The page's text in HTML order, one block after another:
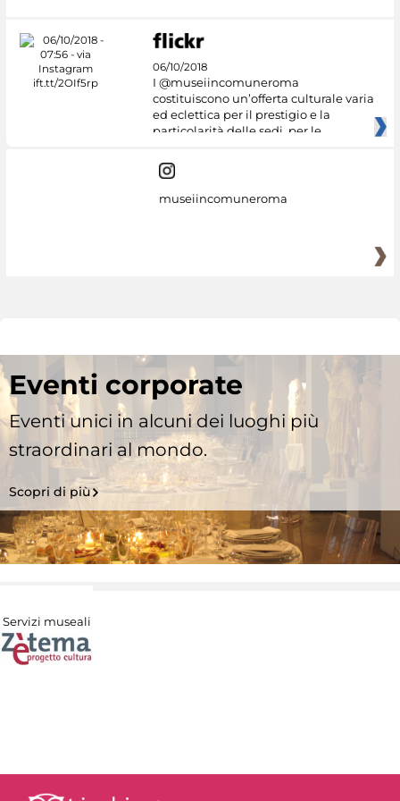
06/10/2018
I @museiincomuneroma
costituiscono un’offerta culturale varia
ed eclettica per il prestigio e la
particolarità delle sedi, per le
museiincomuneroma
Eventi corporate
Eventi unici in alcuni dei luoghi più
straordinari al mondo.
Scopri di più
Servizi museali